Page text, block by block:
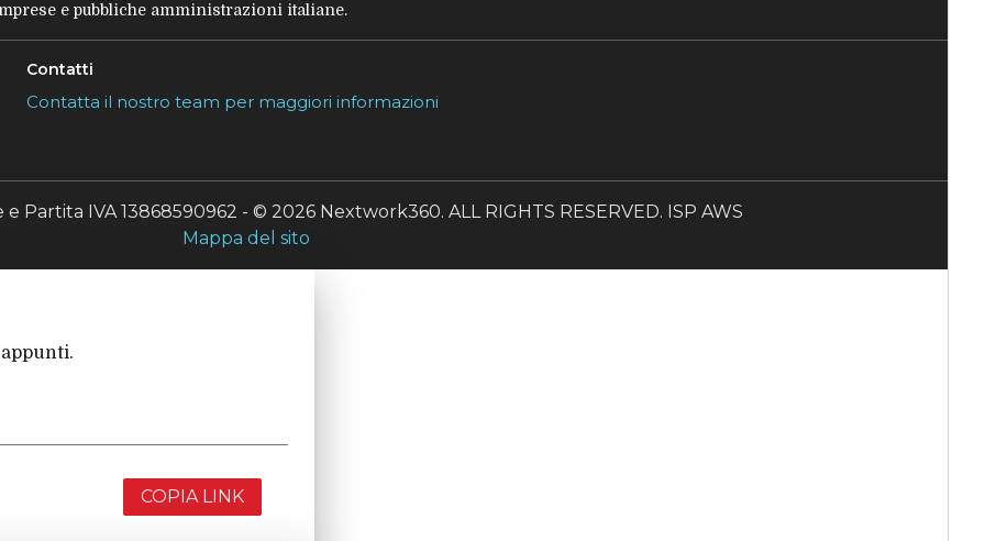
e pubbliche amministrazioni italiane.
Contatti
Contatta il nostro team per maggiori informazioni
Partita IVA 13868590962 - © 2026 Nextwork360. ALL RIGHTS RESERVED. ISP AWS
Mappa del sito
COPIA LINK